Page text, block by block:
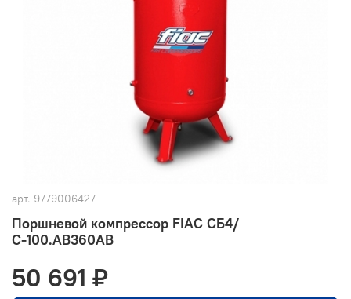
арт. 9779006427
Поршневой компрессор FIAC СБ4/
С-100.AB360АВ
50 691 ₽